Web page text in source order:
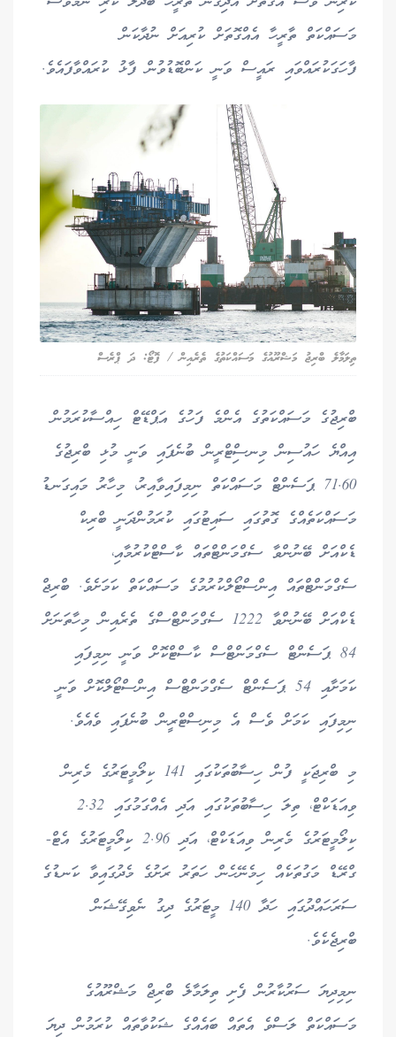
މަސައްކަތް ތާރީހާ އެއްގޮތަށް ކުރިއަށް ނުދާކަން
ފާހަގަކުރައްވައި ރައީސް ވަނީ ކަންބޮޑުވުން ފާޅު ކުރައްވާފައެވެ.
ތިލަމާލެ ބްރިޖު މަޝްރޫއުގެ މަސައްކަތުގެ ތެރެއިން / ފޮޓޯ: ދަ ޕްރެސް
ބްރިޖުގެ މަސައްކަތުގެ އެންމެ ފަހުގެ އަޕްޑޭޓް ހިއްސާކުރަމުން
އިއްޔެ ހައުސިން މިނސިްޓްރީން ބުނެފައި ވަނީ މުޅި ބްރިޖުގެ
71.60 ޕަސެންޓް މަސައްކަތް ނިމިފައިވާއިރު، މިހާރު މައިގަނޑު
މަސައްކަތެއްގެ ގޮތުގައި ސައިޓުގައި ކުރަމުންދަނީ ބްރިކް
ޑެކްއަށް ބޭނުންވާ ސެގްމަންޓްތައް ކާސްޓްކުރުމާއި،
ސެގްމަންޓްތައް އިންސްޓޯލްކުރުމުގެ މަސައްކަތް ކަމަށެވެ. ބްރިޖް
ޑެކްއަށް ބޭނުންވާ 1222 ސެގްމަންޓްސްގެ ތެރެއިން މިހާތަނަށް
84 ޕަސެންޓް ސެގްމަންޓްސް ކާސްޓްކޮށް ވަނީ ނިމިފައި
ކަމަށާއި 54 ޕަސެންޓް ސެގްމަންޓްސް އިންސްޓޯލްކޮށް ވަނީ
ނިމިފައި ކަމަށް ވެސް އެ މިނިސްޓްރީން ބުނެފައި ވެއެވެ.
މި ބްރިޖަކީ ފުން ހިސާބުތަކުގައި 141 ކިލޯމީޓަރުގެ މެރިން
ވިއަޑަކްޓް، ތިލަ ހިސާބުތަކުގައި އަދި އެއްގަމުގައި 2.32
ކިލޯމީޓަރުގެ މެރިން ވިއަޑަކްޓް، އަދި 2.96 ކިލޯމީޓަރުގެ އެޓް-
ގްރޭޑް މަގުތަކެއް ހިމެނޭހެން ހަތަރު ރަށުގެ މެދުގައިވާ ކަނޑުގެ
ސަރަހައްދުގައި ހަދާ 140 މީޓަރުގެ ދިގު ނެވިގޭޝަން
ބްރިޖެކެވެ.
ނިމިދިޔަ ސަރުކާރުން ފެށި ތިލަމާލެ ބްރިޖް މަޝްރޫއުގެ
މަސައްކަތް ލަސްވެ އެތައް ބައެއްގެ ޝަކުވާތައް ކުރަމުން ދިޔަ